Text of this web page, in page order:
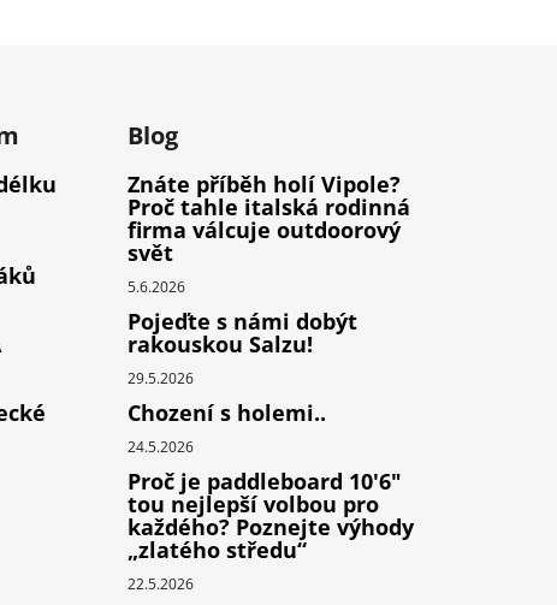
Blog
Znáte příběh holí Vipole?
Proč tahle italská rodinná
firma válcuje outdoorový
svět
5.6.2026
Pojeďte s námi dobýt
rakouskou Salzu!
29.5.2026
Chození s holemi..
24.5.2026
Proč je paddleboard 10'6"
tou nejlepší volbou pro
každého? Poznejte výhody
„zlatého středu“
22.5.2026